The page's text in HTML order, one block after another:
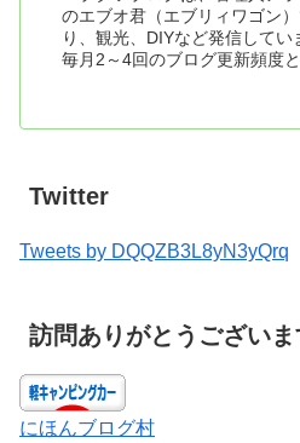
のエブオ君（エブリィワゴン
り、観光、DIYなど発信してい
毎月2～4回のブログ更新頻度と
Twitter
Tweets by DQQZB3L8yN3yQrq
訪問ありがとうございま
にほんブログ村